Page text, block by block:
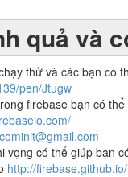
quả và
thử và các bạn có
pen/Jtugw
firebase bạn có
cominit@gmail.com
vọng có thể giúp bạn
http://